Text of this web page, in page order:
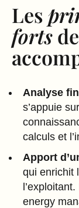
Les
forts
Analyse
s’appuie
calculs et
Apport
qui enrichit
energy